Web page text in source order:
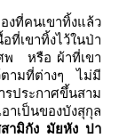
งที่คนเขาทิ้งแล้ว
ที่เขาทิ้งไว้ในป่า
พ
หรือ ผ้าที่เขา
ามที่ต่างๆ
ไม่มี
รประกาศขึ้นสาม
าเป็นของบังสุกุล
ามิกัง มัยหัง ปา